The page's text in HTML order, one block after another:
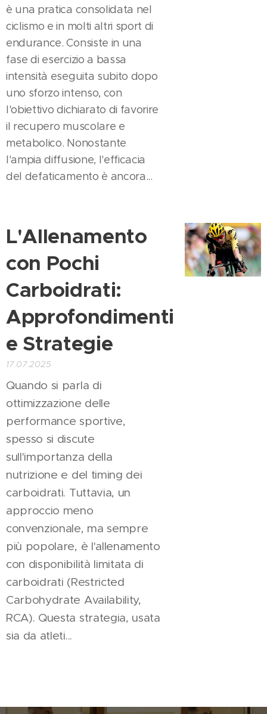
è una pratica consolidata nel
ciclismo e in molti altri sport di
endurance. Consiste in una
fase di esercizio a bassa
intensità eseguita subito dopo
uno sforzo intenso, con
l'obiettivo dichiarato di favorire
il recupero muscolare e
metabolico. Nonostante
l'ampia diffusione, l'efficacia
del defaticamento è ancora...
L'Allenamento
con Pochi
Carboidrati:
Approfondimenti
e Strategie
17.07.2025
Quando si parla di
ottimizzazione delle
performance sportive,
spesso si discute
sull'importanza della
nutrizione e del timing dei
carboidrati. Tuttavia, un
approccio meno
convenzionale, ma sempre
più popolare, è l'allenamento
con disponibilità limitata di
carboidrati (Restricted
Carbohydrate Availability,
RCA). Questa strategia, usata
sia da atleti...